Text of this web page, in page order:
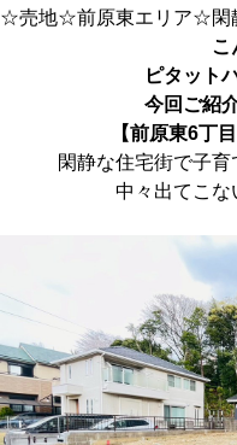
☆売地☆前原東エリア☆閑
こ
ピタット
今回ご紹
【前原東6丁
閑静な住宅街で子育
中々出てこな